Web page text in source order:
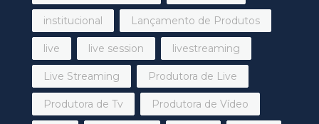
institucional Lançamento de Produtos
live live session livestreaming
Live Streaming Produtora de Live
Produtora de Tv Produtora de Vídeo